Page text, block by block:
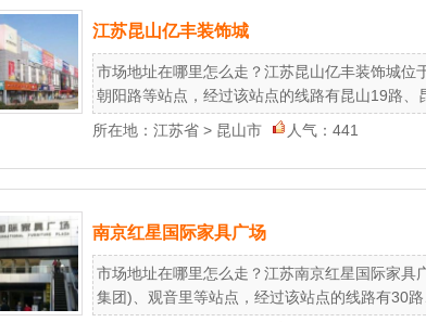
江苏昆山亿丰装饰城
市场地址在哪里怎么走？江苏昆山亿丰装饰城
朝阳路等站点，经过该站点的线路有昆山19路、
所在地： 江苏省 > 昆山市 人气：441
南京红星国际家具广场
市场地址在哪里怎么走？江苏南京红星国际家
集团)、观音里等站点，经过该站点的线路有30